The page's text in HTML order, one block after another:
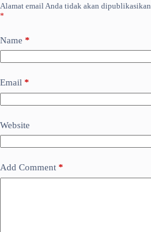
Alamat email Anda tidak akan dipublikasikan.
*
Name *
Email *
Website
Add Comment *